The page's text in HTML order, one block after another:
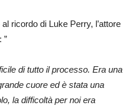
ricordo di Luke Perry, l’attore
”
di tutto il processo. Era una
cuore ed è stata una
la difficoltà per noi era